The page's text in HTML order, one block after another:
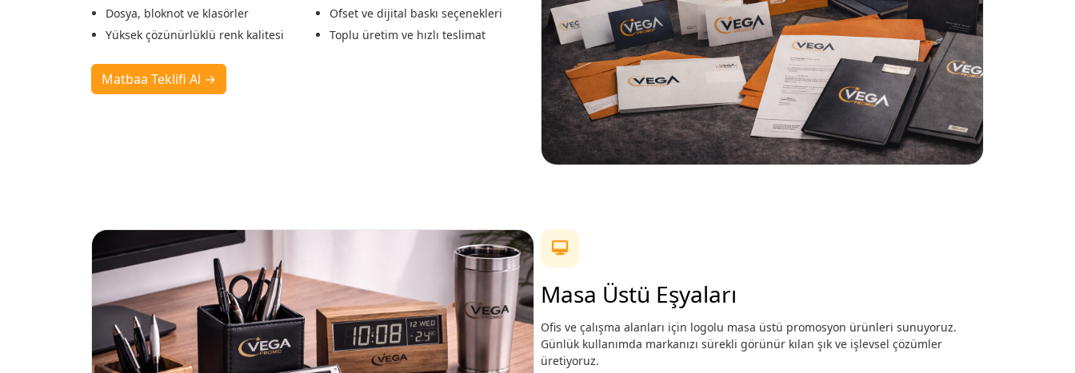
Dosya, bloknot ve klasörler
Ofset ve dijital baskı seçenekleri
Yüksek çözünürlüklü renk kalitesi
Toplu üretim ve hızlı teslimat
Matbaa Teklifi Al →
Masa Üstü Eşyaları
Ofis ve çalışma alanları için logolu masa üstü promosyon ürünleri sunuyoruz.
Günlük kullanımda markanızı sürekli görünür kılan şık ve işlevsel çözümler
üretiyoruz.